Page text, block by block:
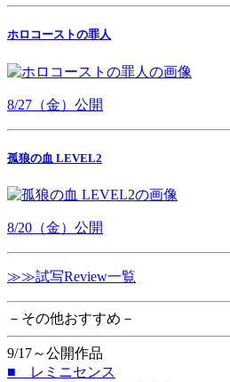
ホロコーストの罪人
8/27（金）公開
孤狼の血 LEVEL2
8/20（金）公開
≫≫試写Review一覧
－その他おすすめ－
9/17～公開作品
■ レミニセンス